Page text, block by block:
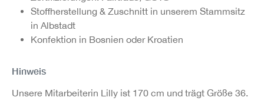
Stoffherstellung & Zuschnitt in unserem Stammsitz
in Albstadt
Konfektion in Bosnien oder Kroatien
Hinweis
Unsere Mitarbeiterin Lilly ist 170 cm und trägt Größe 36.